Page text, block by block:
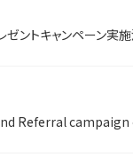
ゼントキャンペーン実